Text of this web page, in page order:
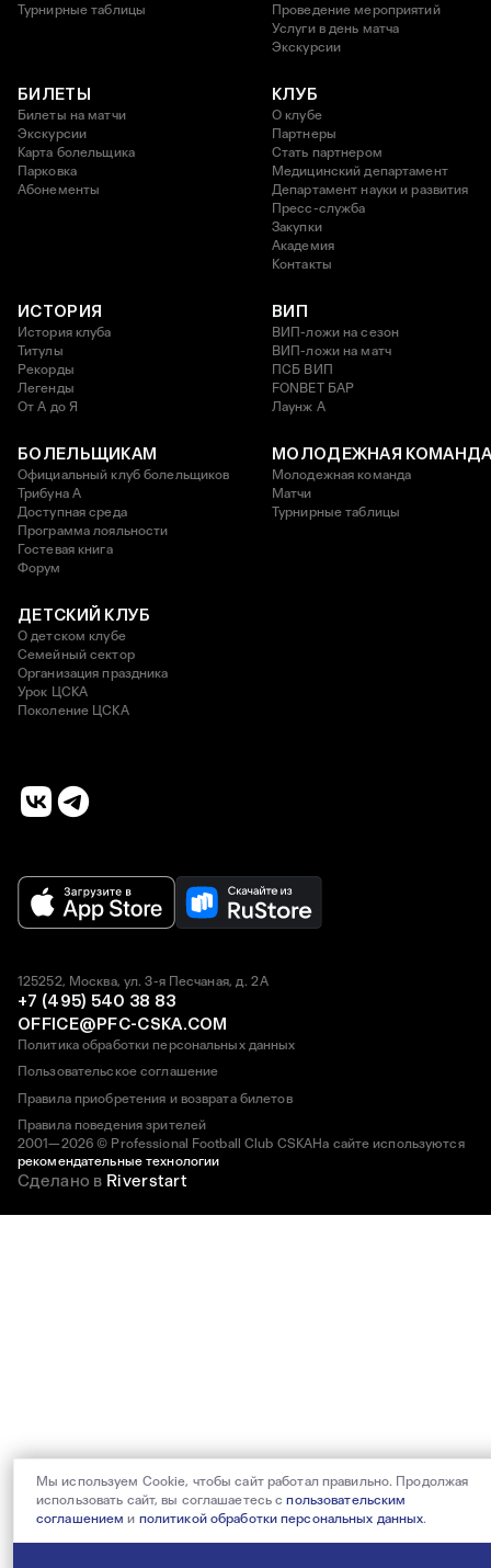
Турнирные таблицы
Проведение мероприятий
Услуги в день матча
Экскурсии
БИЛЕТЫ
Билеты на матчи
Экскурсии
Карта болельщика
Парковка
Абонементы
КЛУБ
О клубе
Партнеры
Стать партнером
Медицинский департамент
Департамент науки и развития
Пресс-служба
Закупки
Академия
Контакты
ИСТОРИЯ
История клуба
Титулы
Рекорды
Легенды
От А до Я
ВИП
ВИП-ложи на сезон
ВИП-ложи на матч
ПСБ ВИП
FONBET БАР
Лаунж A
БОЛЕЛЬЩИКАМ
Официальный клуб болельщиков
Трибуна А
Доступная среда
Программа лояльности
Гостевая книга
Форум
МОЛОДЕЖНАЯ
Молодежная команда
Матчи
Турнирные таблицы
ДЕТСКИЙ КЛУБ
О детском клубе
Семейный сектор
Организация праздника
Урок ЦСКА
Поколение ЦСКА
2001—2026 © Professional Football Club CSKAНа сайте используются
рекомендательные технологии
125252, Москва, ул. 3-я Песчаная, д. 2А
+7 (495) 540 38 83
OFFICE@PFC-CSKA.COM
Политика обработки персональных данных
Пользовательское соглашение
Правила приобретения и возврата билетов
Правила поведения зрителей
Сделано в Riverstart
Мы используем Cookie, чтобы сайт работал правильно. Продолжая
использовать сайт, вы соглашаетесь спользовательским
соглашением и политикой обработки персональных данных.